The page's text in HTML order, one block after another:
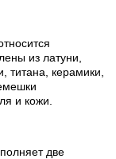
из латуни,
титана, керамики,
и кожи.
две